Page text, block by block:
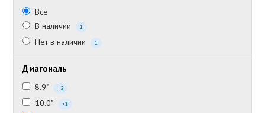
Все
В наличии
1
Нет в наличии 1
Диагональ
8.9" +2
10.0" +1